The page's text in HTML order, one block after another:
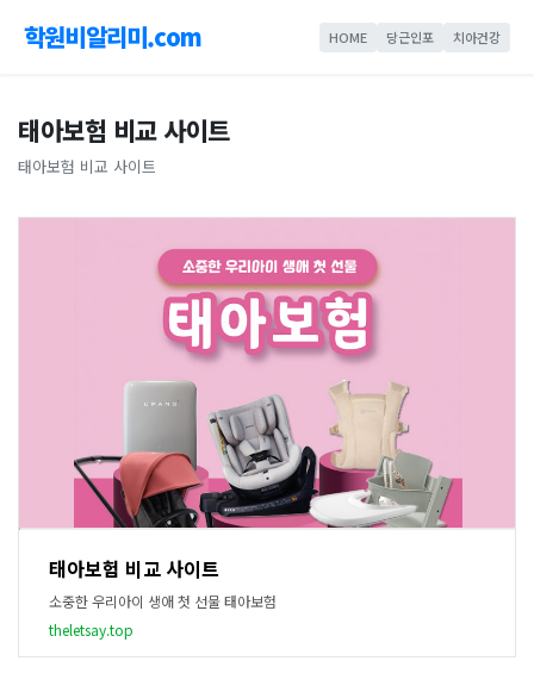
학원비알리미.com HOME 당근인포 치아건강
태아보험 비교 사이트
태아보험 비교 사이트
태아보험 비교 사이트
소중한 우리아이 생애 첫 선물 태아보험
theletsay.top